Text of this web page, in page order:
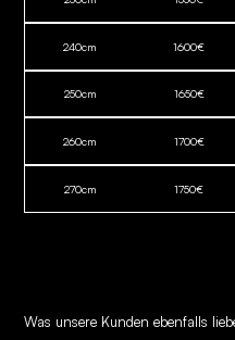
240cm 1600€
250cm 1650€
260cm 1700€
270cm 1750€
Was unsere Kunden ebenfalls